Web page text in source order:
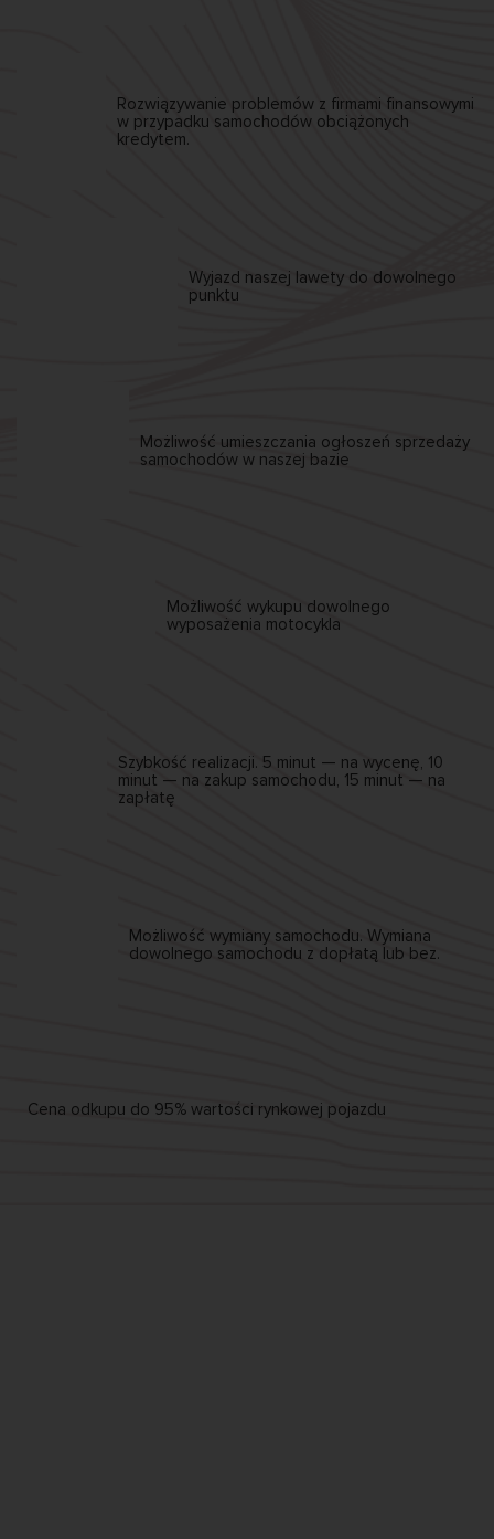
Rozwiązywanie problemów z firmami finansowymi
w przypadku samochodów obciążonych
kredytem.
Wyjazd naszej lawety do dowolnego
punktu
Możliwość umieszczania ogłoszeń sprzedaży
samochodów w naszej bazie
Możliwość wykupu dowolnego
wyposażenia motocykla
Szybkość realizacji. 5 minut — na wycenę, 10
minut — na zakup samochodu, 15 minut — na
zapłatę
Możliwość wymiany samochodu. Wymiana
dowolnego samochodu z dopłatą lub bez.
Cena odkupu do 95% wartości rynkowej pojazdu